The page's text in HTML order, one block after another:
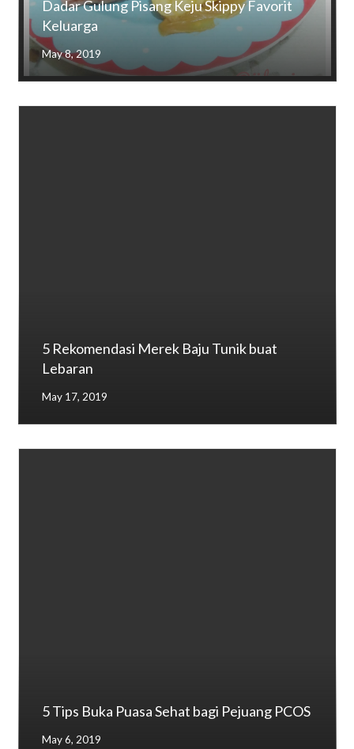
Dadar Gulung Pisang Keju Skippy Favorit
Keluarga
May 8, 2019
5 Rekomendasi Merek Baju Tunik buat
Lebaran
May 17, 2019
5 Tips Buka Puasa Sehat bagi Pejuang PCOS
May 6, 2019